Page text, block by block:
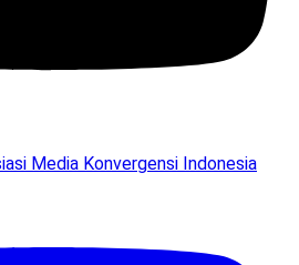
Media Konvergensi Indonesia